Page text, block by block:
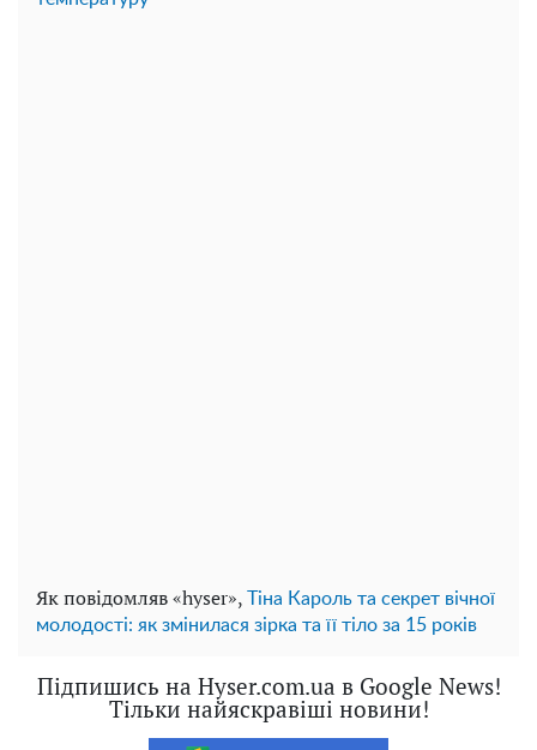
Як повідомляв «hyser»,
Тіна Кароль та секрет вічної
молодості: як змінилася зірка та її тіло за 15 років
Підпишись на Hyser.com.ua в Google News!
Тільки найяскравіші новини!